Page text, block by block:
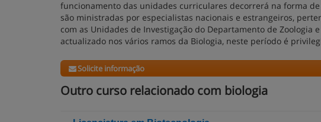
funcionamento das unidades curriculares decorrerá na forma
são ministradas por especialistas nacionais e estrangeiros,
com as Unidades de Investigação do Departamento de Zoologia
actualizado nos vários ramos da Biologia, neste período é
Solicite informação
Outro curso relacionado com biologia